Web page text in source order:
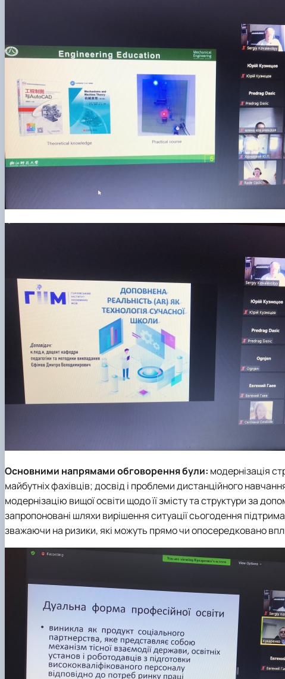
Основними напрямами обговорення були: модернізація
майбутніх фахівців; досвід і проблеми дистанційного
модернізацію вищої освіти щодо її змісту та структури за
запропоновані шляхи вирішення ситуації сьогодення
зважаючи на ризики, які можуть прямо чи опосередковано